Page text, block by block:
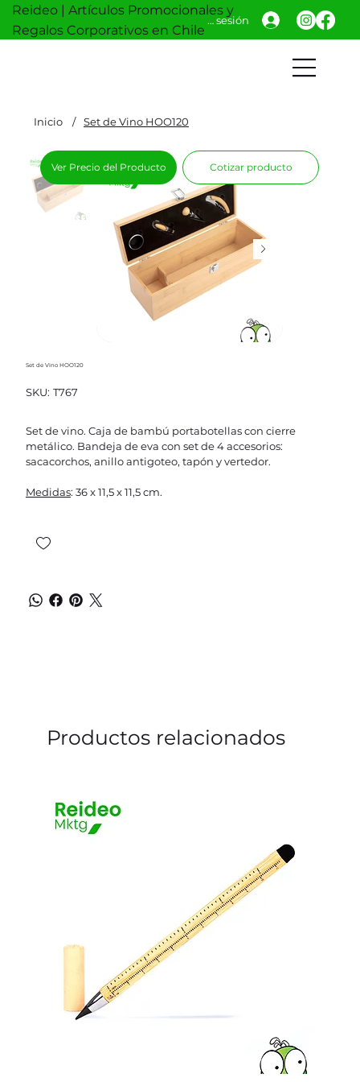
Reideo | Artículos Promocionales y
Regalos Corporativos en Chile
Iniciar sesión
Inicio / Set de Vino HOO120
Set de Vino HOO120
SKU: SKU
T767
T767
Set de vino. Caja de bambú portabotellas con cierre
metálico. Bandeja de eva con set de 4 accesorios:
sacacorchos, anillo antigoteo, tapón y vertedor.
Medidas: 36 x 11,5 x 11,5 cm.
Ver Precio del Producto Cotizar producto
Productos relacionados